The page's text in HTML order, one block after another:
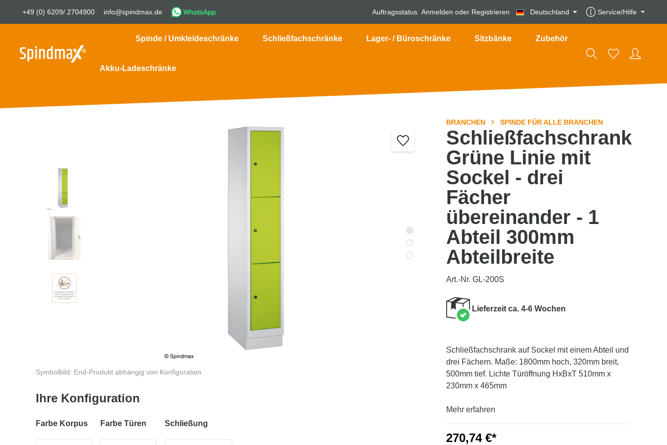
+49 (0) 6209/ 2704900 info@spindmax.de Auftragsstatus Anmelden oder Registrieren Deutschland Service/Hilfe
Spinde / Umkleideschränke Schließfachschränke Lager- / Büroschränke Sitzbänke Zubehör
Akku-Ladeschränke
Symbolbild: End-Produkt abhängig von Konfiguration
Ihre Konfiguration
Farbe Korpus Farbe Türen Schließung
BRANCHEN SPINDE FÜR ALLE BRANCHEN
Schließfachschrank
Grüne Linie mit
Sockel - drei
Fächer
übereinander - 1
Abteil 300mm
Abteilbreite
Art.-Nr. GL-200S
Lieferzeit ca. 4-6 Wochen
Schließfachschrank auf Sockel mit einem Abteil und
drei Fächern. Maße: 1800mm hoch, 320mm breit,
500mm tief. Lichte Türöffnung HxBxT 510mm x
230mm x 465mm
Mehr erfahren
270,74 €*